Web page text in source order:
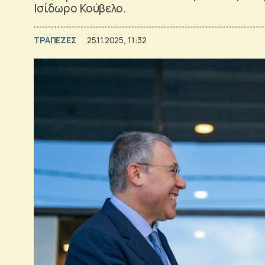
Ισίδωρο Κούβελο.
ΤΡΑΠΕΖΕΣ 25.11.2025, 11:32